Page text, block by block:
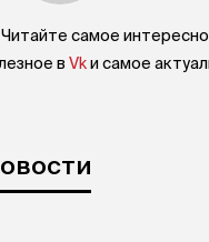
самое
в Vkи самое